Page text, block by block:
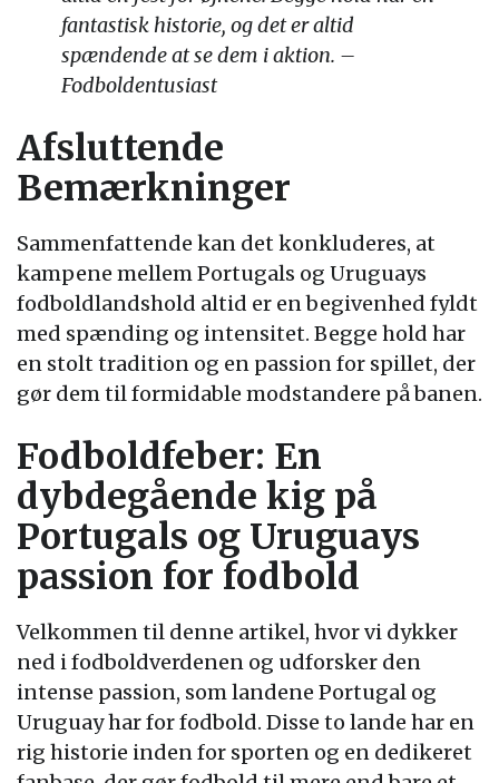
fantastisk historie, og det er altid
spændende at se dem i aktion. –
Fodboldentusiast
Afsluttende
Bemærkninger
Sammenfattende kan det konkluderes, at
kampene mellem Portugals og Uruguays
fodboldlandshold altid er en begivenhed fyldt
med spænding og intensitet. Begge hold har
en stolt tradition og en passion for spillet, der
gør dem til formidable modstandere på banen.
Fodboldfeber: En
dybdegående kig på
Portugals og Uruguays
passion for fodbold
Velkommen til denne artikel, hvor vi dykker
ned i fodboldverdenen og udforsker den
intense passion, som landene Portugal og
Uruguay har for fodbold. Disse to lande har en
rig historie inden for sporten og en dedikeret